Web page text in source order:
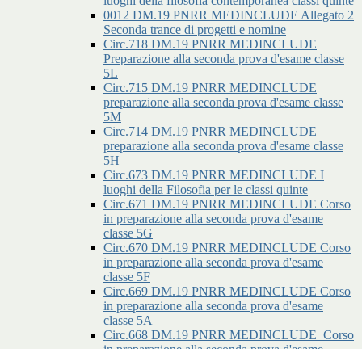
0012 DM.19 PNRR MEDINCLUDE Allegato 2
Seconda trance di progetti e nomine
Circ.718 DM.19 PNRR MEDINCLUDE
Preparazione alla seconda prova d'esame classe
5L
Circ.715 DM.19 PNRR MEDINCLUDE
preparazione alla seconda prova d'esame classe
5M
Circ.714 DM.19 PNRR MEDINCLUDE
preparazione alla seconda prova d'esame classe
5H
Circ.673 DM.19 PNRR MEDINCLUDE I
luoghi della Filosofia per le classi quinte
Circ.671 DM.19 PNRR MEDINCLUDE Corso
in preparazione alla seconda prova d'esame
classe 5G
Circ.670 DM.19 PNRR MEDINCLUDE Corso
in preparazione alla seconda prova d'esame
classe 5F
Circ.669 DM.19 PNRR MEDINCLUDE Corso
in preparazione alla seconda prova d'esame
classe 5A
Circ.668 DM.19 PNRR MEDINCLUDE_Corso